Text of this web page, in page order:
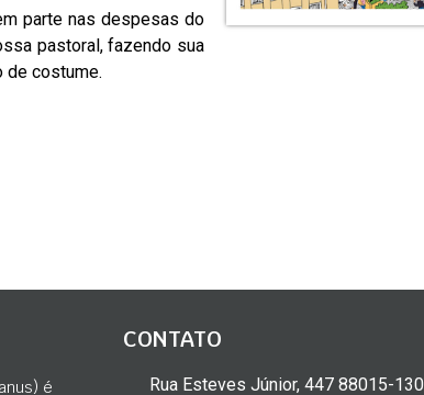
parte nas despesas do
pastoral, fazendo sua
de costume.
é
CONTATO
Rua Esteves Júnior, 447 88015-130